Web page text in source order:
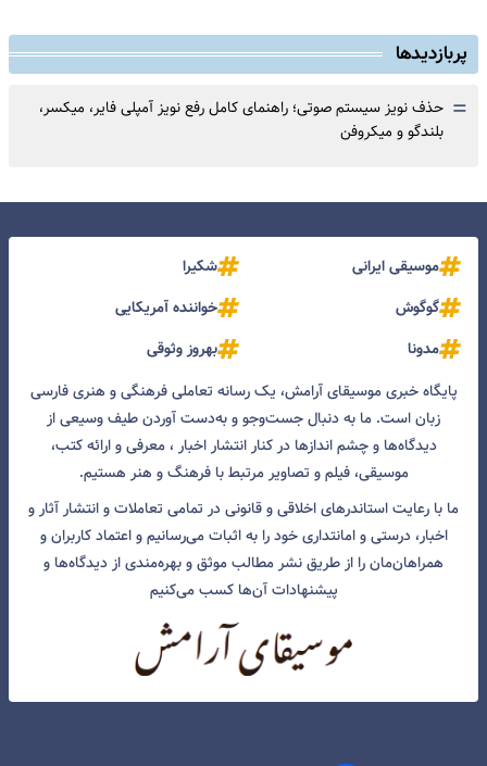
پربازدیدها
= حذف نویز سیستم صوتی؛ راهنمای کامل رفع نویز آمپلی فایر، میکسر،
بلندگو و میکروفن
موسیقی ایرانی
شکیرا
گوگوش
خواننده آمریکایی
مدونا
بهروز وثوقی
پایگاه خبری موسیقای آرامش، یک رسانه تعاملی فرهنگی و هنری فارسی
زبان است. ما به دنبال جست‌و‌جو و به‌دست آوردن طیف وسیعی از
دیدگاه‌ها و چشم انداز‌ها در کنار انتشار اخبار ، معرفی و ارائه کتب،
موسیقی، فیلم و تصاویر مرتبط با فرهنگ و هنر هستیم.
ما با رعایت استاندرهای اخلاقی و قانونی در تمامی تعاملات و انتشار آثار و
اخبار، درستی و امانتداری خود را به اثبات می‌رسانیم و اعتماد کاربران و
همراهان‌مان را از طریق نشر مطالب موثق و بهره‌مندی از دیدگاه‌ها و
پیشنهادات آن‌ها کسب می‌کنیم